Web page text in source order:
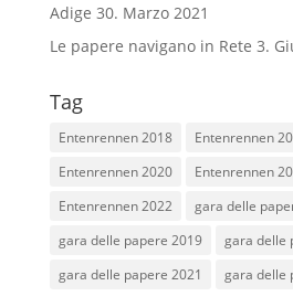
Adige 30. Marzo 2021
Le papere navigano in Rete 3.
Tag
Entenrennen 2018
Entenrennen
Entenrennen 2020
Entenrennen
Entenrennen 2022
gara delle
gara delle papere 2019
gara delle
gara delle papere 2021
gara delle